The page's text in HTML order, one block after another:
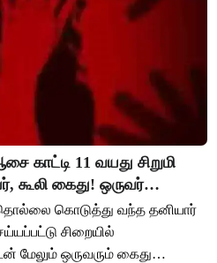
காட்டி 11 வயது சிறுமி
கூலி கைது! ஒருவர்
தொல்லை கொடுத்து வந்த தனியார்
சிறையில்
மேலும் ஒருவரும் கைது